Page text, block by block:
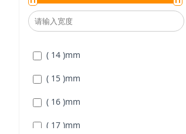
( 14 )mm
( 15 )mm
( 16 )mm
( 17 )mm